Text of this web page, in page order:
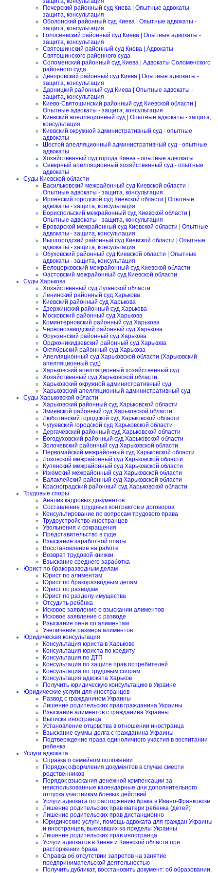
Печерский районный суд Киева | Опытные адвокаты -
защита, консультация
Оболонский районный суд Киева | Опытные адвокаты -
защита, консультация
Голосеевский районный суд Киева | Опытные адвокаты -
защита, консультация
Святошинский районный суд Киева | Адвокаты
Святошинского районного суда
Соломенский районный суд Киева | Адвокаты Соломенского
районного суда
Днепровский районный суд Киева | Опытные адвокаты -
защита, консультация
Дарницкий районный суд Киева | Опытные адвокаты -
защита, консультация
Киево-Святошинский районный суд Киевской области |
Опытные адвокаты - защита, консультация
Киевский апелляционный суд | Опытные адвокаты - защита,
консультация
Киевский окружной административный суд - опытные
адвокаты
Шестой апелляционный административный суд - опытные
адвокаты
Хозяйственный суд города Киева - опытные адвокаты
Северный апелляционный хозяйственный суд - опытные
адвокаты
Суды Киевской области
Васильковский межрайонный суд Киевской области |
Опытные адвокаты - защита, консультация
Ирпенский городской суд Киевской области | Опытные
адвокаты - защита, консультация
Бориспольский межрайонный суд Киевской области |
Опытные адвокаты - защита, консультация
Броварской межрайонный суд Киевской области | Опытные
адвокаты - защита, консультация
Вышгородский районный суд Киевской области | Опытные
адвокаты - защита, консультация
Обуховский районный суд Киевской области | Опытные
адвокаты - защита, консультация
Белоцерковский межрайонный суд Киевской области
Фастовский межрайонный суд Киевской области
Суды Харькова
Хозяйственный суд Луганской области
Ленинский районный суд Харькова
Киевский районный суд Харькова
Дзержинский районный суд Харькова
Московский районный суд Харькова
Коминтерновский районный суд Харькова
Червонозаводский районный суд Харькова
Фрунзенский районный суд Харькова
Орджоникидзевский районный суд Харькова
Октябрьский районный суд Харькова
Апелляционный суд Харьковской области (Харьковский
апелляционный суд)
Харьковский апелляционный хозяйственный суд
Хозяйственный суд Харьковской области
Харьковский окружной административный суд
Харьковский апелляционный административный суд
Суды Харьковской области
Харьковский районный суд Харьковской области
Змиевской районный суд Харьковской области
Люботинский городской суд Харьковской области
Чугуевский городской суд Харьковской области
Дергачевский районный суд Харьковской области
Богодуховский районный суд Харьковской области
Золочевский районный суд Харьковской области
Первомайский межрайонный суд Харьковской области
Лозовской межрайонный суд Харьковской области
Купянский межрайонный суд Харьковской области
Изюмский межрайонный суд Харьковской области
Балаклейский районный суд Харьковской области
Красноградский районный суд Харьковской области
Трудовые споры
Анализ кадровых документов
Составление трудовых контрактов и договоров
Консультирование по вопросам трудового права
Трудоустройство иностранцев
Увольнения и сокращения
Представительство в суде
Взыскание заработной платы
Восстановление на работе
Возврат трудовой книжки
Взыскание среднего заработка
Юрист по бракоразводным делам
Юрист по алиментам
Юрист по бракоразводным делам
Юрист по разводам
Юрист по разделу имущества
Отсудить ребёнка
Исковое заявление о взыскании алиментов
Исковое заявление о разводе
Взыскание пени по алиментам
Увеличение размера алиментов
Юридическая консультация
Консультация юриста в Харькове
Консультация юриста по кредиту
Консультация по ДТП
Консультация по защите прав потребителей
Консультация по трудовым спорам
Консультация адвоката Харьков
Получить юридическую консультацию в Украине
Юридические услуги для иностранцев
Развод с гражданином Украины
Лишение родительских прав гражданина Украины
Взыскание алиментов с гражданина Украины
Выписка иностранца
Установление отцовства в отношении иностранца
Взыскание суммы долга с гражданина Украины
Подтверждение права единоличного участия в воспитании
ребенка
Услуги адвоката
Справка о семейном положении
Порядок оформления документов в случае смерти
родственников
Порядок взыскания денежной компенсации за
неиспользованные календарные дни дополнительного
отпуска участникам боевых действий
Услуги адвоката по расторжению брака в Ивано-Франковске
Лишение родительских прав матери ребенка (детей)
Лишение родительских прав дистанционно
Юридические услуги, помощь адвоката для граждан Украины
и иностранцев, выехавших за пределы Украины
Лишение родительских прав иностранца
Услуги адвокатов в Киеве и Киевской области при
расторжении брака
Справка об отсутствии запретов на занятие
предпринимательской деятельностью
Получить дубликат, восстановить документ: об образовании,